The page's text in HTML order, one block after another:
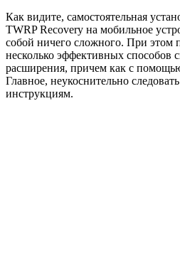
Как видите, самостоятельная
TWRP Recovery на мобильное
собой ничего сложного. При этом
несколько эффективных способов
расширения, причем как с
Главное, неукоснительно
инструкциям.